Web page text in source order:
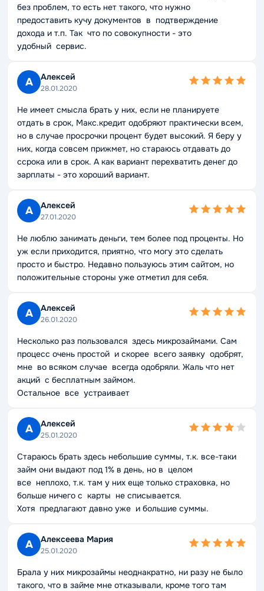
без проблем, то есть нет такого, что нужно
предоставить кучу документов в подтверждение
дохода и т.п. Так что по совокупности - это
удобный сервис.
А Алексей
28.01.2020
Не имеет смысла брать у них, если не планируете
отдать в срок, Макс.кредит одобряют практически всем,
но в случае просрочки процент будет высокий. Я беру у
них, когда совсем прижмет, но стараюсь отдавать до
ссрока или в срок. А как вариант перехватить денег до
зарплаты - это хороший вариант.
А Алексей
27.01.2020
Не люблю занимать деньги, тем более под проценты. Но
уж если приходится, приятно, что могу это сделать
просто и быстро. Недавно пользуюсь этим сайтом, но
положительные стороны уже отметил для себя.
А Алексей
26.01.2020
Несколько раз пользовался здесь микрозаймами. Сам
процесс очень простой и скорее всего заявку одобрят,
мне во всяком случае всегда одобряли. Жаль что нет
акций с бесплатным займом.
Остальное все устраивает
А Алексей
25.01.2020
Стараюсь брать здесь небольшие суммы, т.к. все-таки
займ они выдают под 1% в день, но в целом
все неплохо, т.к. там у них еще только страховка, но
больше ничего с карты не списывается.
Хотя предлагают давно уже и большие суммы.
А Алексеева Мария
25.01.2020
Брала у них микрозаймы неоднакратно, ни разу не было
такого, что в займе мне отказывали, кроме того там